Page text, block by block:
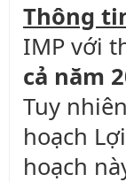
Thông
IMP với
cả năm
Tuy
hoạch
hoạch